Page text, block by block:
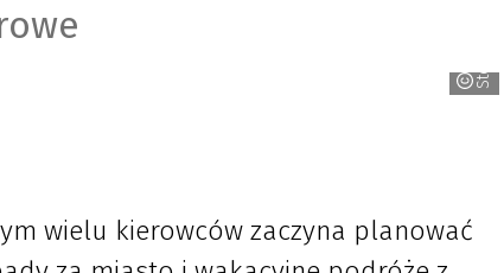
Steinhof
wielu kierowców zaczyna planować